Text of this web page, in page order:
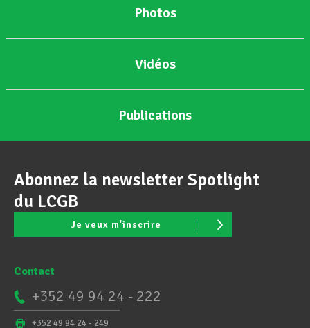
Photos
Vidéos
Publications
Abonnez la newsletter Spotlight
du LCGB
Je veux m'inscrire
Contact
+352 49 94 24 - 222
+352 49 94 24 - 249